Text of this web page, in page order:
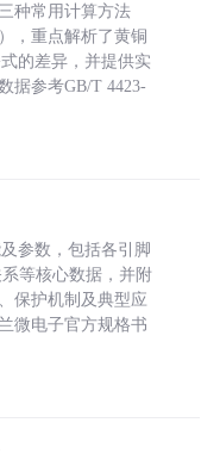
种常用计算方法
，重点解析了黄铜
的差异，并提供实
据参考GB/T 4423-
参数，包括各引脚
等核心数据，并附
保护机制及典型应
微电子官方规格书